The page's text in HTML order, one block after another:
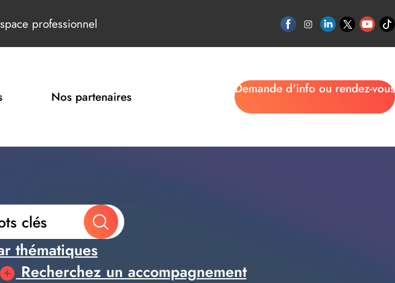
professionnel
Nos partenaires
Demande d'info ou rendez-vous
thématiques
Recherchez un accompagnement